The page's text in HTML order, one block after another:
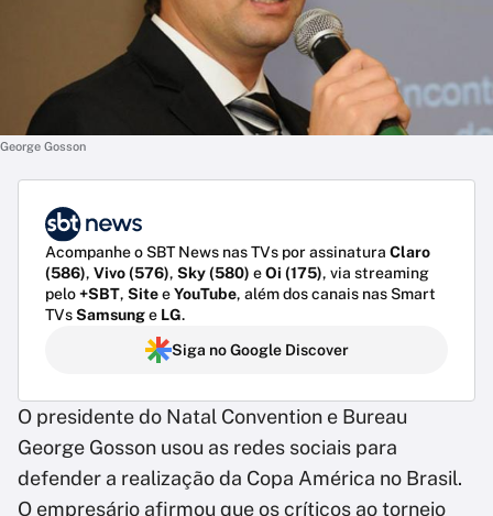
George Gosson
Acompanhe o SBT News nas TVs por assinatura Claro
(586), Vivo (576), Sky (580) eOi (175), via streaming
pelo+SBT, SiteeYouTube, além dos canais nas Smart
TVsSamsunge LG.
Siga no Google Discover
O presidente do Natal Convention e Bureau
George Gosson usou as redes sociais para
defender a realização da Copa América no Brasil.
O empresário afirmou que os críticos ao torneio